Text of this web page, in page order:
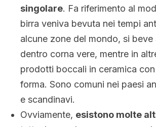
singolare. Fa riferimento al
birra veniva bevuta nei tempi
alcune zone del mondo, si beve
dentro corna vere, mentre in
prodotti boccali in ceramica
forma. Sono comuni nei paesi
e scandinavi.
Ovviamente, esistono molte